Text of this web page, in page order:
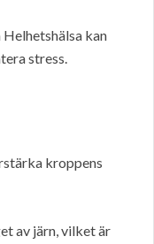
kan
stress.
kroppens
av järn, vilket är